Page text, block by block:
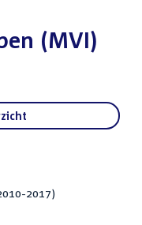
(MVI)
2017)